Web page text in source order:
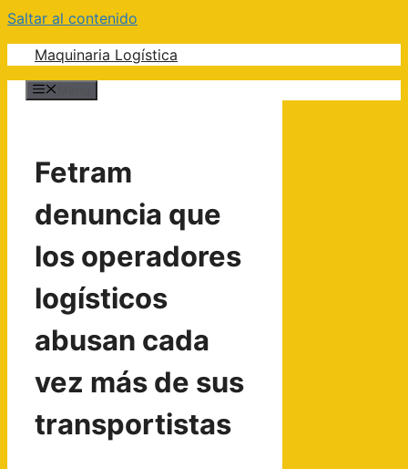
Saltar al contenido
Maquinaria Logística
Fetram
denuncia que
los operadores
logísticos
abusan cada
vez más de sus
transportistas